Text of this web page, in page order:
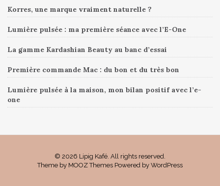
Korres, une marque vraiment naturelle ?
Lumière pulsée : ma première séance avec l’E-One
La gamme Kardashian Beauty au banc d’essai
Première commande Mac : du bon et du très bon
Lumière pulsée à la maison, mon bilan positif avec l’e-
one
© 2026 Lipig Kafé. All rights reserved.
Theme by MOOZ Themes Powered by WordPress